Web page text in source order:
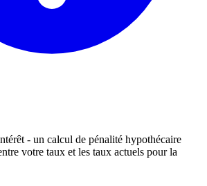
- un calcul de pénalité hypothécaire
votre taux et les taux actuels pour la